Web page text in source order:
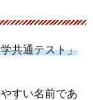
共通テスト」
すい名前であ